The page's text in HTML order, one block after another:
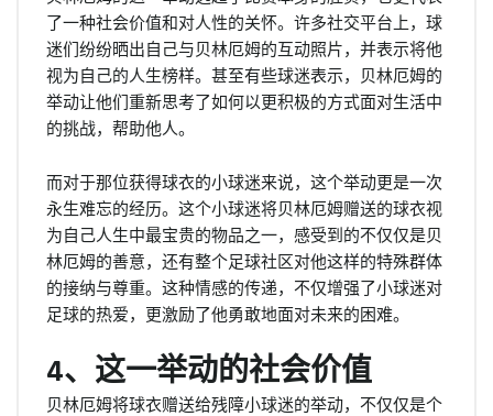
了一种社会价值和对人性的关怀。许多社交平台上，球
迷们纷纷晒出自己与贝林厄姆的互动照片，并表示将他
视为自己的人生榜样。甚至有些球迷表示，贝林厄姆的
举动让他们重新思考了如何以更积极的方式面对生活中
的挑战，帮助他人。
而对于那位获得球衣的小球迷来说，这个举动更是一次
永生难忘的经历。这个小球迷将贝林厄姆赠送的球衣视
为自己人生中最宝贵的物品之一，感受到的不仅仅是贝
林厄姆的善意，还有整个足球社区对他这样的特殊群体
的接纳与尊重。这种情感的传递，不仅增强了小球迷对
足球的热爱，更激励了他勇敢地面对未来的困难。
4、这一举动的社会价值
贝林厄姆将球衣赠送给残障小球迷的举动，不仅仅是个